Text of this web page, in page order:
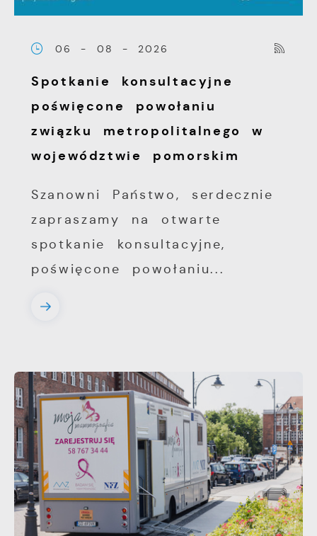
06 - 08 - 2026
Spotkanie konsultacyjne
poświęcone powołaniu
związku metropolitalnego w
województwie pomorskim
Szanowni Państwo, serdecznie
zapraszamy na otwarte
spotkanie konsultacyjne,
poświęcone powołaniu...